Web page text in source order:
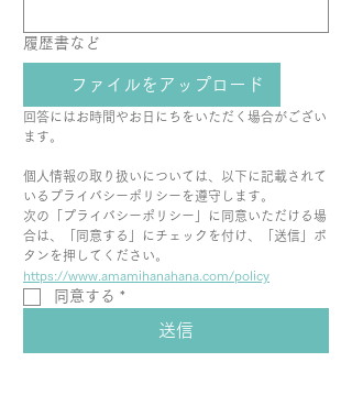
履歴書など
ファイルをアップロード
回答にはお時間やお日にちをいただく場合がござい
ます。
個人情報の取り扱いについては、以下に記載されて
いるプライバシーポリシーを遵守します。
次の「プライバシーポリシー」に同意いただける場
合は、「同意する」にチェックを付け、「送信」ボ
タンを押してください。
https://www.amamihanahana.com/policy
同意する *
送信